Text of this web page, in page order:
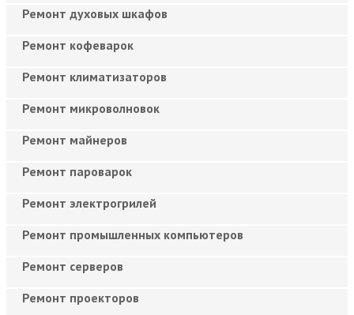
Ремонт духовых шкафов
Ремонт кофеварок
Ремонт климатизаторов
Ремонт микроволновок
Ремонт майнеров
Ремонт пароварок
Ремонт электрогрилей
Ремонт промышленных компьютеров
Ремонт серверов
Ремонт проекторов